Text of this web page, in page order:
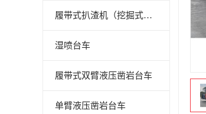
履带式扒渣机（挖掘式装载机）
湿喷台车
履带式双臂液压凿岩台车
单臂液压凿岩台车